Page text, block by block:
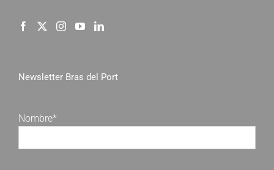
Newsletter Bras del Port
Nombre*